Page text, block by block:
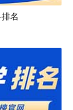
名